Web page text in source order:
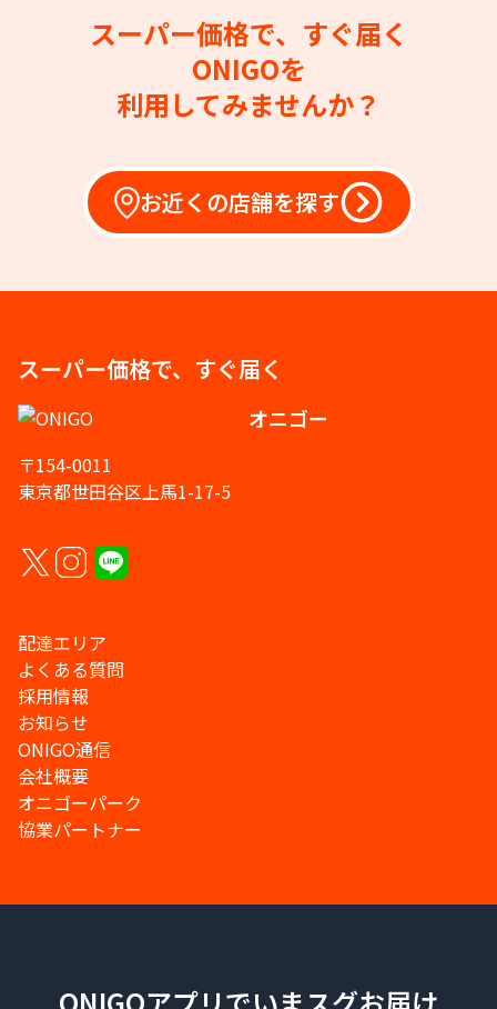
スーパー価格で、すぐ届く
ONIGOを
利用してみませんか？
お近くの店舗を探す
スーパー価格で、すぐ届く
オニゴー
〒154-0011
東京都世田谷区上馬1-17-5
配達エリア
よくある質問
採用情報
お知らせ
ONIGO通信
会社概要
オニゴーパーク
協業パートナー